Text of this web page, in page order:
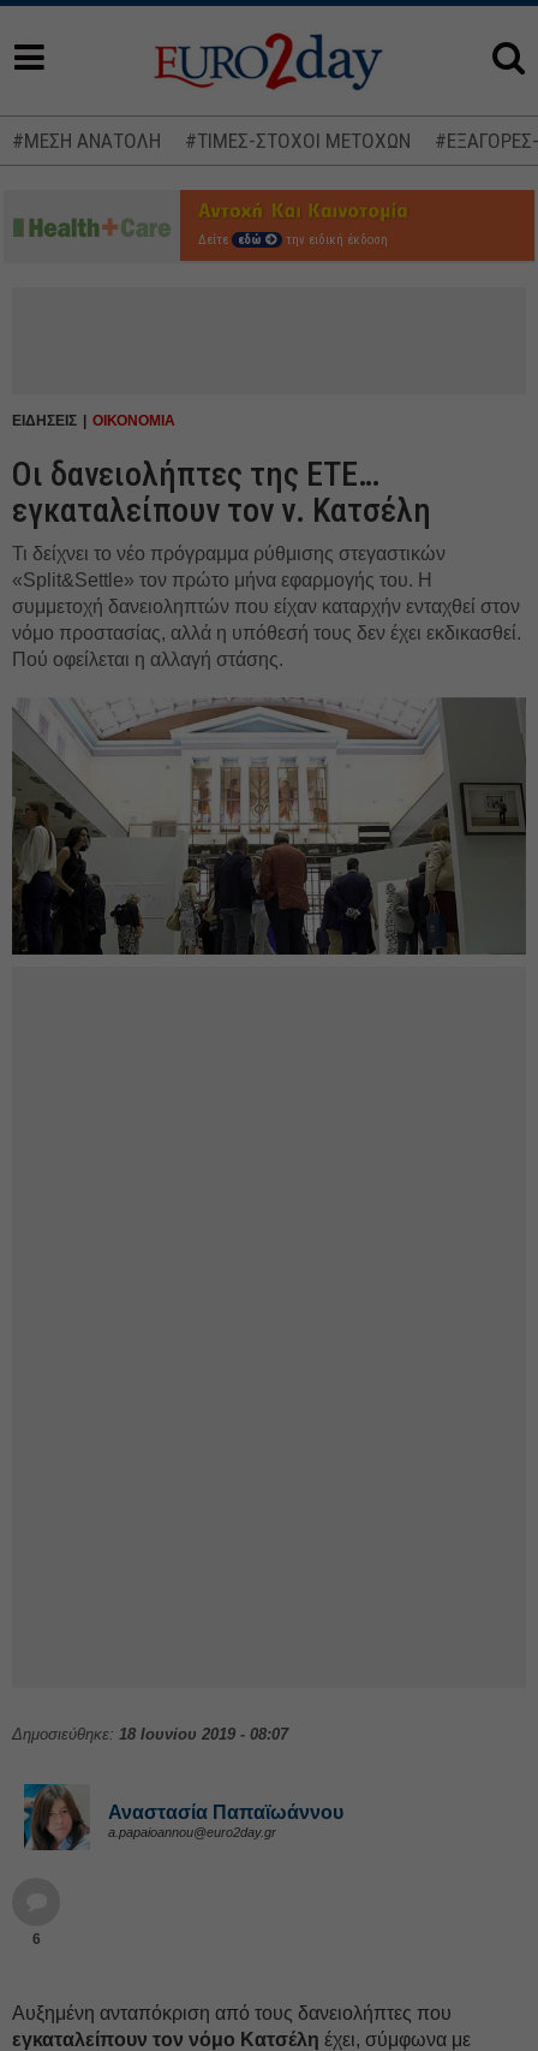
#ΜΕΣΗ ΑΝΑΤΟΛΗ #ΤΙΜΕΣ-ΣΤΟΧΟΙ ΜΕΤΟΧΩΝ
Δείτε εδώ την ειδική έκδοση
ΕΙΔΗΣΕΙΣ ΟΙΚΟΝΟΜΙΑ
Οι δανειολήπτες της ΕΤΕ…
εγκαταλείπουν τον ν. Κατσέλη
Τι δείχνει το νέο πρόγραμμα ρύθμισης στεγαστικών
«Split&Settle» τον πρώτο μήνα εφαρμογής του. Η
συμμετοχή δανειοληπτών που είχαν καταρχήν ενταχθεί στον
νόμο προστασίας, αλλά η υπόθεσή τους δεν έχει εκδικασθεί.
Πού οφείλεται η αλλαγή στάσης.
Δημοσιεύθηκε: 18 Ιουνίου 2019 - 08:07
Αναστασία Παπαϊωάννου
a.papaioannou@euro2day.gr
6
Αυξημένη ανταπόκριση από τους δανειολήπτες που
εγκαταλείπουν τον νόμο Κατσέλη έχει, σύμφωνα με